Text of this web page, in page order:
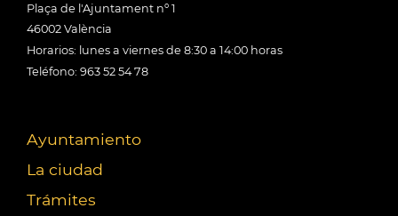
Plaça de l'Ajuntament nº 1
46002 València
Horarios: lunes a viernes de 8:30 a 14:00 horas
Teléfono: 963 52 54 78
Ayuntamiento
La ciudad
Trámites